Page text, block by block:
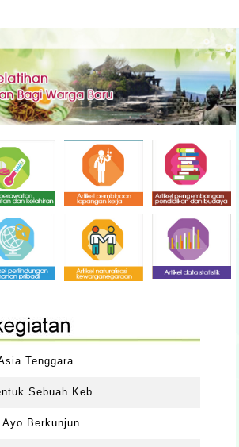
utama
Tenggara ...
Sebuah Keb...
Ayo Berkunjun...